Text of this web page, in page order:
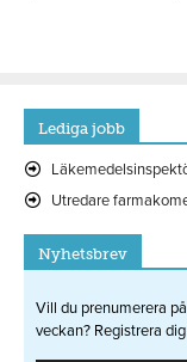
Lediga jobb
Utredare
Nyhetsbrev
Vill du prenumerera
veckan? Registrera